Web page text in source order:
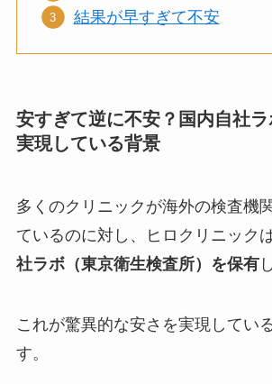
結果が早すぎて不安
安すぎて逆に不安？国内自社
実現している背景
多くのクリニックが海外の検査機
ているのに対し、ヒロクリニック
社ラボ（東京衛生検査所）を保有
これが驚異的な安さを実現してい
す。